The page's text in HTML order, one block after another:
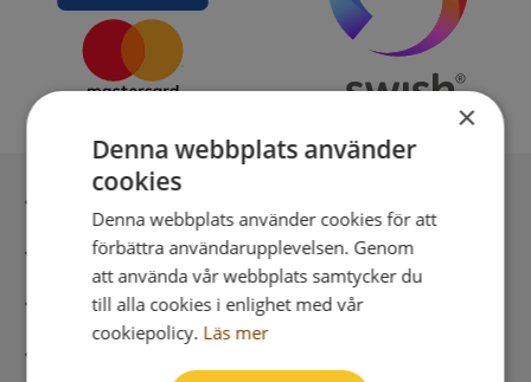
Säker betalning med stripe
Direkt digital leverans
×
Denna webbplats använder
cookies
Denna webbplats använder cookies för att
förbättra användarupplevelsen. Genom
att använda vår webbplats samtycker du
till alla cookies i enlighet med vår
cookiepolicy. Läs mer